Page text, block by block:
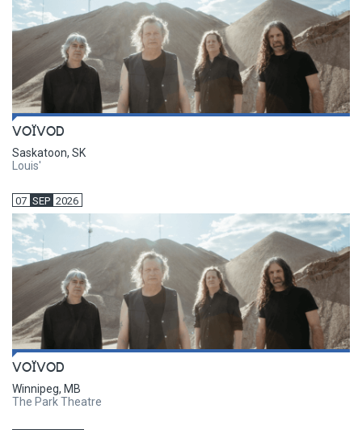
VOÏVOD
Saskatoon, SK
Louis'
07 SEP 2026
VOÏVOD
Winnipeg, MB
The Park Theatre